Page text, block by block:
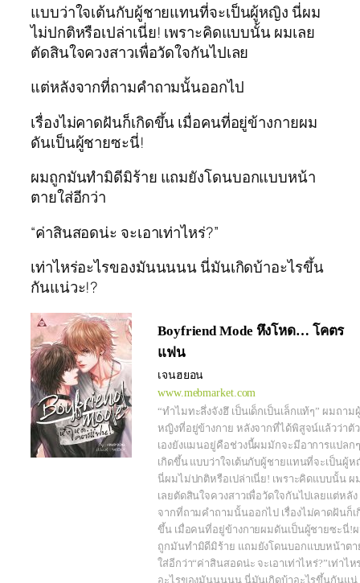
แบบว่าใจเต้นกับผู้ชายแทนที่จะเป็นผู้หญิง นี่ผม
ไม่ปกติหรือเปล่าเนี่ย! เพราะคิดแบบนั้น ผมเลย
ตัดสินใจควงสาวเพื่อวัดใจกันไปเลย
แต่หลังจากที่ถามคำถามนั้นออกไป
เรื่องไม่คาดฝันก็เกิดขึ้น เมื่อคนที่อยู่ข้างกายผม
ดันเป็นผู้ชายซะนี่!
ผมถูกมันทำมิดีมิร้าย แถมยังโดนบอกแบบหน้า
ตายใส่อีกว่า
“ค่าสินสอดน่ะ จะเอาเท่าไหร่?”
เท่าไหร่อะไรของมันนนนน นี่มันเกิดบ้าอะไรขึ้น
กันแน่วะ!?
Boyfriend Mode หึงโหด… โคตร
แฟน
เจนฮยอน
www.mebmarket.com
“ทำไมทะลึ่งจังฮึ เป็นเด็กเป็นเล็กแท้ๆ” ผมถาม
หญิงที่อยู่ข้างกาย หลังจากที่ได้พิสูจน์แล้วว่าตัว
เองยังแมนอยู่คือช่วงนี้ผมมักจะมีอาการแปลกๆ
เกิดขึ้น แบบว่าใจเต้นกับผู้ชายแทนที่จะเป็นผู้ห
นี่ผมไม่ปกติหรือเปล่าเนี่ย! เพราะคิดแบบนั้น ผ
เลยตัดสินใจควงสาวเพื่อวัดใจกันไปเลยแต่หลัง
จากที่ถามคำถามนั้นออกไป เรื่องไม่คาดฝันก็เ
ขึ้น เมื่อคนที่อยู่ข้างกายผมดันเป็นผู้ชายซะนี่!
ถูกมันทำมิดีมิร้าย แถมยังโดนบอกแบบหน้าตา
ใส่อีกว่า“ค่าสินสอดน่ะ จะเอาเท่าไหร่?”เท่าไห
อะไรของมันนนนน นี่มันเกิดบ้าอะไรขึ้นกันแน่